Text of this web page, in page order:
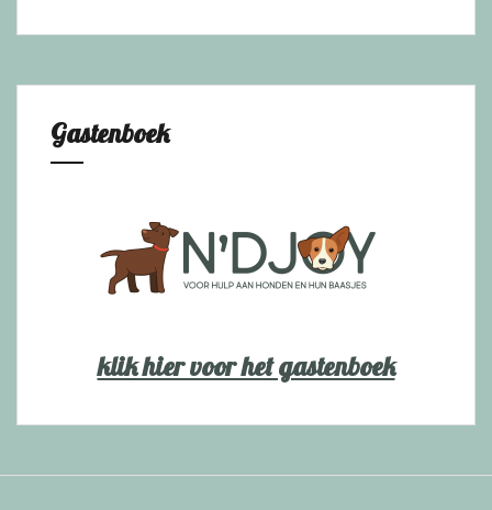
Gastenboek
klik hier voor het gastenboek